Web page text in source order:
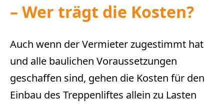
– Wer trägt die Kosten?
Auch wenn der Vermieter zugestimmt hat
und alle baulichen Voraussetzungen
geschaffen sind, gehen die Kosten für den
Einbau des Treppenliftes allein zu Lasten